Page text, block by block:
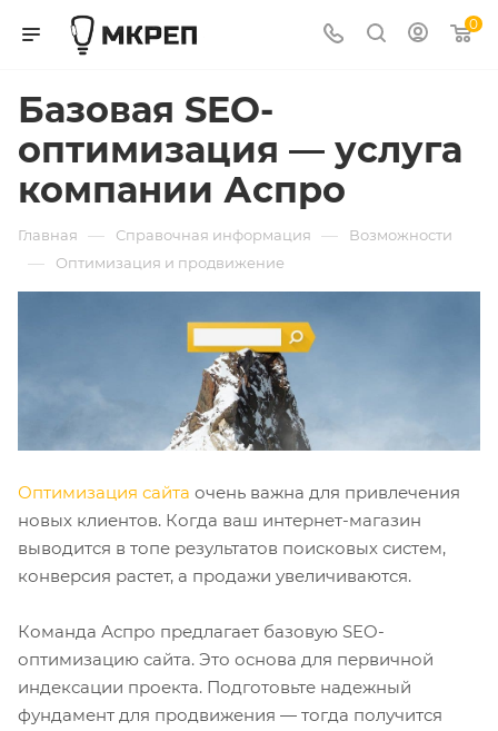
0
Базовая SEO-
оптимизация — услуга
компании Аспро
Главная — Справочная информация — Возможности
— Оптимизация и продвижение
Оптимизация сайта очень важна для привлечения
новых клиентов. Когда ваш интернет-магазин
выводится в топе результатов поисковых систем,
конверсия растет, а продажи увеличиваются.
Команда Аспро предлагает базовую SEO-
оптимизацию сайта. Это основа для первичной
индексации проекта. Подготовьте надежный
фундамент для продвижения — тогда получится